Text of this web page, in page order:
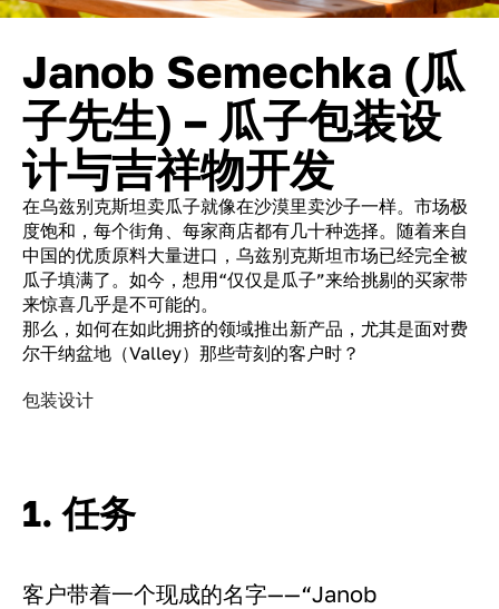
Janob Semechka (瓜
子先生) – 瓜子包装设
计与吉祥物开发
在乌兹别克斯坦卖瓜子就像在沙漠里卖沙子一样。市场极
度饱和，每个街角、每家商店都有几十种选择。随着来自
中国的优质原料大量进口，乌兹别克斯坦市场已经完全被
瓜子填满了。如今，想用“仅仅是瓜子”来给挑剔的买家带
来惊喜几乎是不可能的。
那么，如何在如此拥挤的领域推出新产品，尤其是面对费
尔干纳盆地（Valley）那些苛刻的客户时？
包装设计
1. 任务
客户带着一个现成的名字——“Janob